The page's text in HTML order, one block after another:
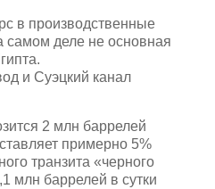
в производственные
самом деле не основная
и Суэцкий канал
2 млн баррелей
примерно 5%
транзита «черного
млн баррелей в сутки